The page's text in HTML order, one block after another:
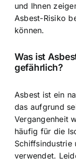
und Ihnen
Asbest-Risiko
können.
Was ist
gefährlich?
Asbest ist ein
das aufgrund
Vergangenheit
häufig für die
Schiffsindustrie
verwendet.